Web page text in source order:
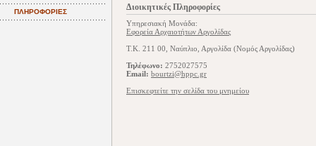
ΠΛΗΡΟΦΟΡΙΕΣ Διοικητικές Πληροφορίες
Υπηρεσιακή Μονάδα:
Εφορεία Αρχαιοτήτων Αργολίδας
Τ.Κ. 211 00, Ναύπλιο, Αργολίδα (Νομός Αργολίδας)
Τηλέφωνο: 2752027575
Email: bourtzi@hppc.gr
Επισκεφτείτε την σελίδα του μνημείου